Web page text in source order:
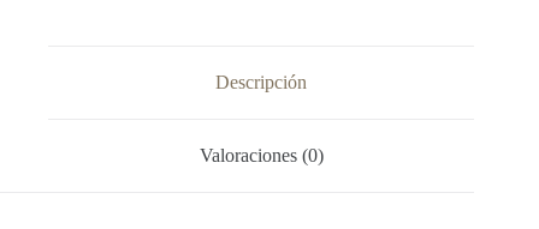
Descripción
Valoraciones (0)